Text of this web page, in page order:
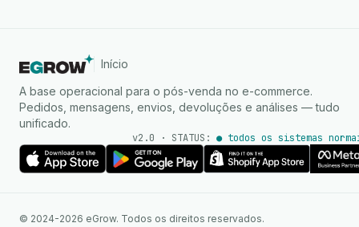
Início
A base operacional para o pós-venda no e-commerce.
Pedidos, mensagens, envios, devoluções e análises — tudo
unificado.
v2.0 · STATUS: ● todos os sistemas
© 2024-2026 eGrow. Todos os direitos reservados.
WhatsApp